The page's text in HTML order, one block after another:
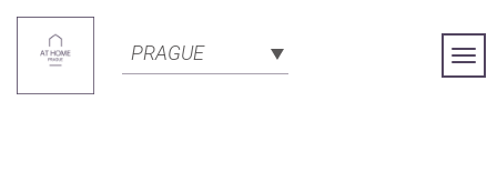
PRAGUE